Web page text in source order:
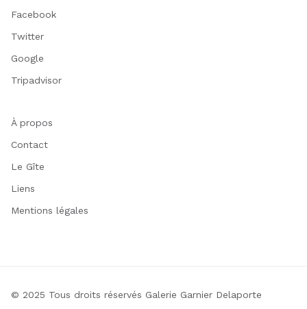
Facebook
Twitter
Google
Tripadvisor
À propos
Contact
Le Gîte
Liens
Mentions légales
© 2025 Tous droits réservés Galerie Garnier Delaporte